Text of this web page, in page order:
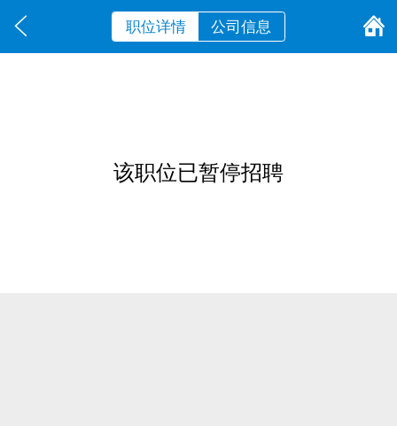
职位详情 公司信息
该职位已暂停招聘